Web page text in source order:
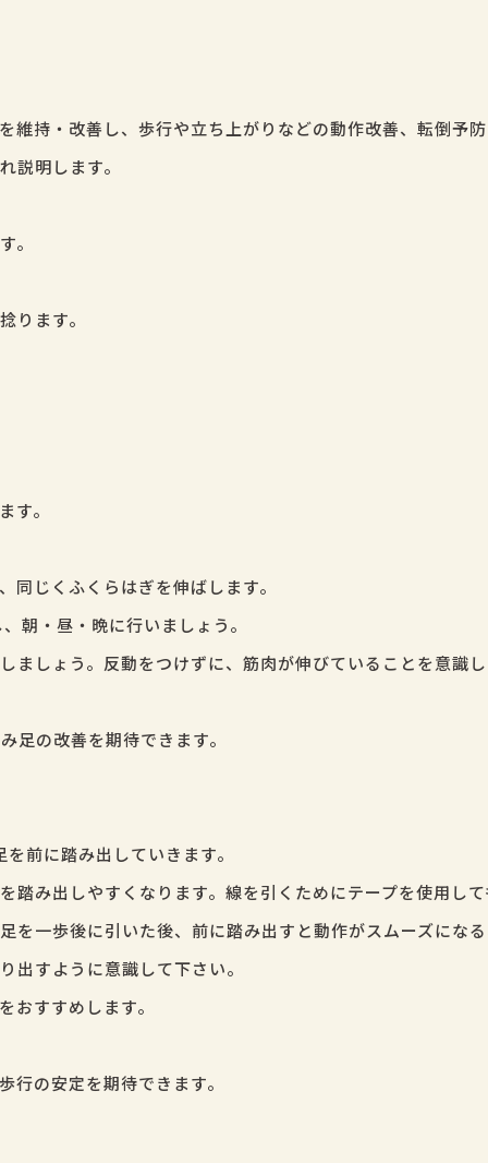
維持・改善し、歩行や立ち上がりなどの動作改善、転倒予
説明します。
。
ります。
す。
同じくふくらはぎを伸ばします。
朝・昼・晩に行いましょう。
ましょう。反動をつけずに、筋肉が伸びていることを意識
足の改善を期待できます。
前に踏み出していきます。
踏み出しやすくなります。線を引くためにテープを使用し
を一歩後に引いた後、前に踏み出すと動作がスムーズにな
出すように意識して下さい。
おすすめします。
行の安定を期待できます。